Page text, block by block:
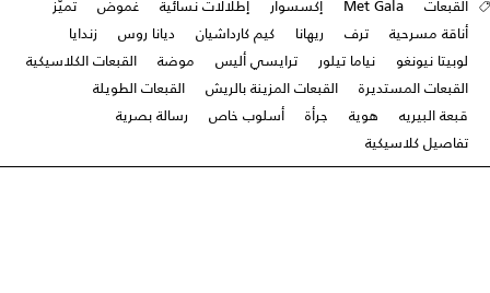
القبعات Met Gala إكسسوار إطلالات نسائية غموض
تميّز
أناقة مسرحية
ترف ريهانا كيم كارداشيان ديانا روس
زندايا
لوبيتا نيونغو
نياما تيلور ترايسي أليس موضة
القبعات الكلاسيكية
القبعات المستديرة
القبعات المزينة بالريش
القبعات الطويلة
قبعة البيريه
هوية جرأة أسلوب خاص
رسالة بصرية
تفاصيل كلاسيكية